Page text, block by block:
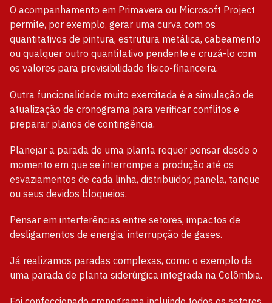
O acompanhamento em Primavera ou Microsoft Project
permite, por exemplo, gerar uma curva com os
quantitativos de pintura, estrutura metálica, cabeamento
ou qualquer outro quantitativo pendente e cruzá-lo com
os valores para previsibilidade físico-financeira.
Outra funcionalidade muito exercitada é a simulação de
atualização de cronograma para verificar conflitos e
preparar planos de contingência.
Planejar a parada de uma planta requer pensar desde o
momento em que se interrompe a produção até os
esvaziamentos de cada linha, distribuidor, panela, tanque
ou seus devidos bloqueios.
Pensar em interferências entre setores, impactos de
desligamentos de energia, interrupção de gases.
Já realizamos paradas complexas, como o exemplo da
uma parada de planta siderúrgica integrada na Colômbia.